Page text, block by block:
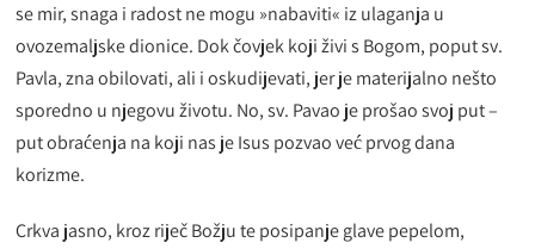
se mir, snaga i radost ne mogu »nabaviti« iz ulaganja u
ovozemaljske dionice. Dok čovjek koji živi s Bogom, poput sv.
Pavla, zna obilovati, ali i oskudijevati, jer je materijalno nešto
sporedno u njegovu životu. No, sv. Pavao je prošao svoj put –
put obraćenja na koji nas je Isus pozvao već prvog dana
korizme.
Crkva jasno, kroz riječ Božju te posipanje glave pepelom,